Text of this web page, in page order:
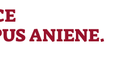
ANIENE.